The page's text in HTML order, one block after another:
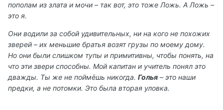
пополам из злата и мочи – так вот, это тоже Ложь. А Ложь –
это я.
Они водили за собой удивительных, ни на кого не похожих
зверей – их меньшие братья возят грузы по моему дому.
Но они были слишком тупы и примитивны, чтобы понять, на
что эти звери способны. Мой капитан и учитель понял это
дважды. Ты же не поймёшь никогда. Голья – это наши
предки, а не потомки. Это была вторая уловка.